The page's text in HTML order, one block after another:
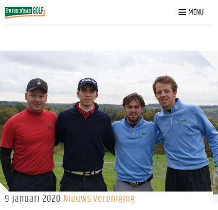
MENU
Home
competitie
9 januari 2020 Nieuws vereniging